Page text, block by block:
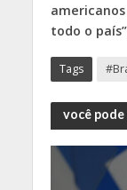
todo o
Tags
você